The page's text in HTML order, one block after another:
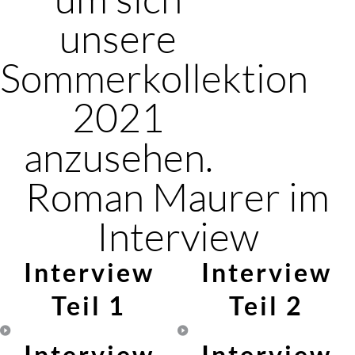
unsere
Sommerkollektion
2021
anzusehen.
Roman Maurer im
Interview
Interview
Teil 1
Interview
Teil 2